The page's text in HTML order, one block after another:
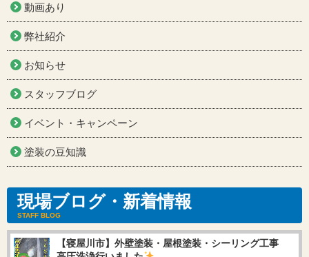
動画あり
弊社紹介
お知らせ
スタッフブログ
イベント・キャンペーン
塗装の豆知識
現場ブログ・新着情報
STAFF BLOG
【寝屋川市】外壁塗装・屋根塗装・シーリング工事